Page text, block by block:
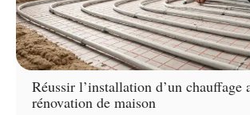
Réussir l’installation d’un chauffage
rénovation de maison